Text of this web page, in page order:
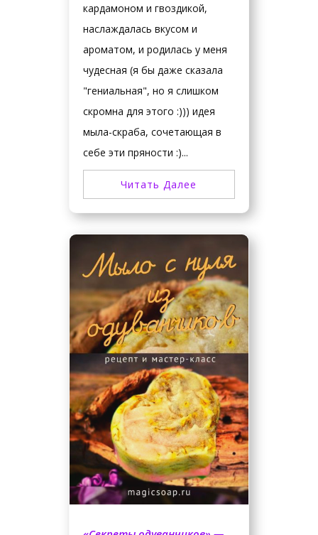
кардамоном и гвоздикой,
наслаждалась вкусом и
ароматом, и родилась у меня
чудесная (я бы даже сказала
"гениальная", но я слишком
скромна для этого :))) идея
мыла-скраба, сочетающая в
себе эти пряности :)...
Читать Далее